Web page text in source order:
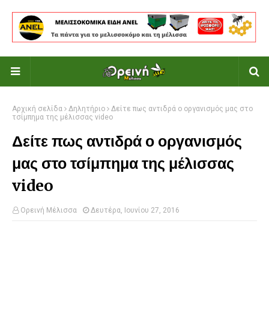
Αρχική σελίδα Δηλητήριο
Δείτε πως αντιδρά ο οργανισμός μας στο
τσίμπημα της μέλισσας video
Δείτε πως αντιδρά ο οργανισμός
μας στο τσίμπημα της μέλισσας
video
Ορεινή Μέλισσα Δευτέρα, Ιουνίου 27, 2016